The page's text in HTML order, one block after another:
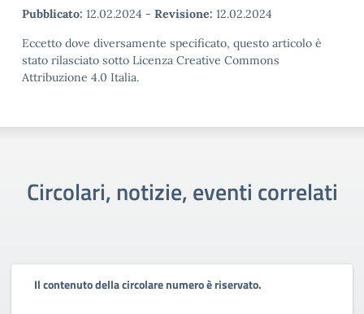
Pubblicato: 12.02.2024 - Revisione: 12.02.2024
Eccetto dove diversamente specificato, questo articolo è
stato rilasciato sotto Licenza Creative Commons
Attribuzione 4.0 Italia.
Circolari, notizie, eventi correlati
Il contenuto della circolare numero è riservato.